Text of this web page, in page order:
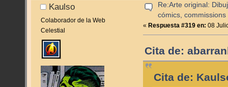
Kaulso
Colaborador de la Web
Celestial
Re:Arte original:
cómics,
«Respuesta #319 en: 08
Cita de:
Cita de: